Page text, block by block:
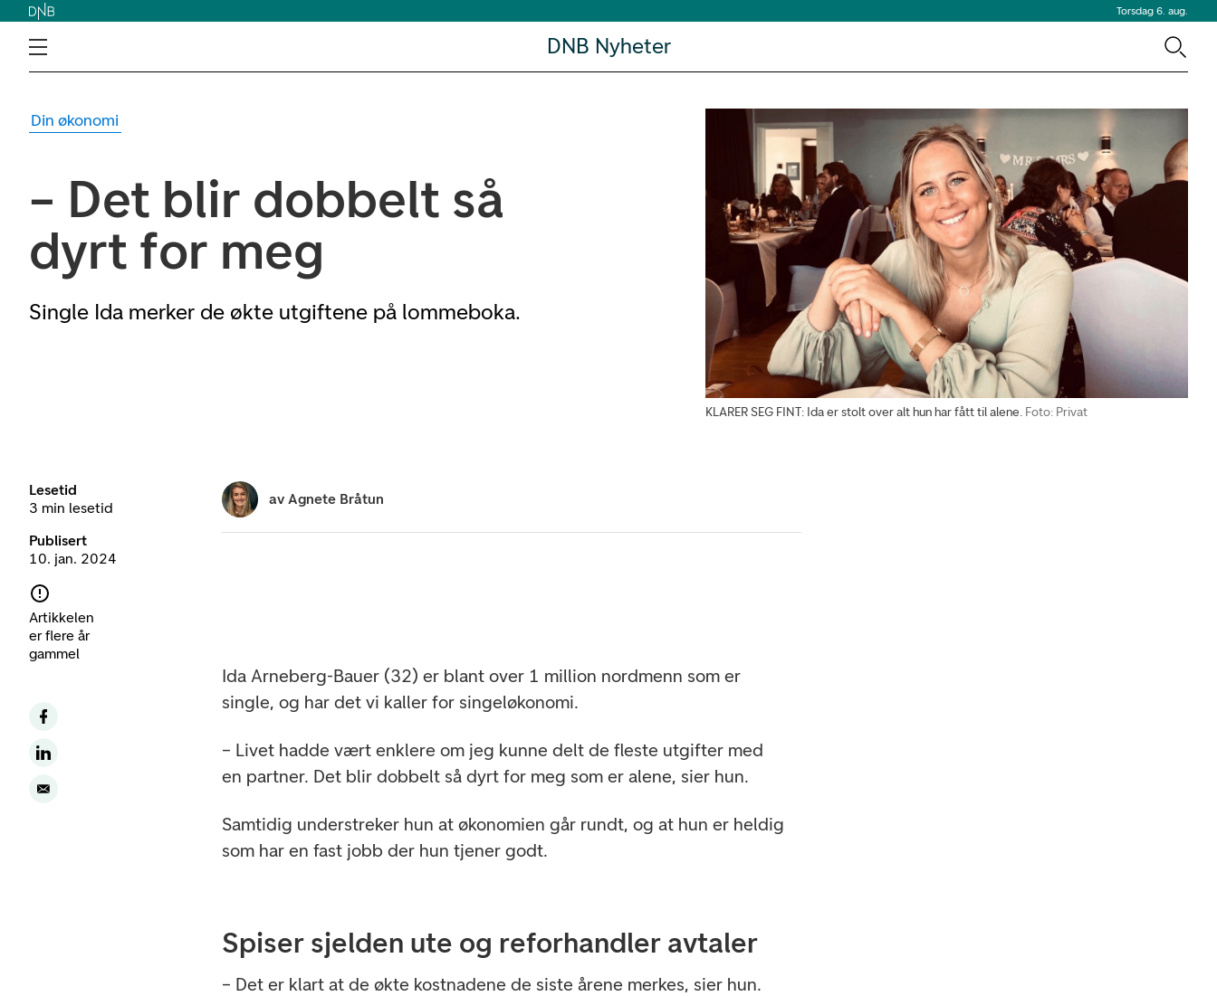
Torsdag 6. aug.
DNB Nyheter
Din økonomi
– Det blir dobbelt så
dyrt for meg
Single Ida merker de økte utgiftene på lommeboka.
KLARER SEG FINT: Ida er stolt over alt hun har fått til alene. Foto: Privat
Lesetid
3 min lesetid
Publisert
10. jan. 2024
Artikkelen
er flere år
gammel
av Agnete Bråtun
Ida Arneberg-Bauer (32) er blant over 1 million nordmenn som er
single, og har det vi kaller for singeløkonomi.
– Livet hadde vært enklere om jeg kunne delt de fleste utgifter med
en partner. Det blir dobbelt så dyrt for meg som er alene, sier hun.
Samtidig understreker hun at økonomien går rundt, og at hun er heldig
som har en fast jobb der hun tjener godt.
Spiser sjelden ute og reforhandler avtaler
– Det er klart at de økte kostnadene de siste årene merkes, sier hun.